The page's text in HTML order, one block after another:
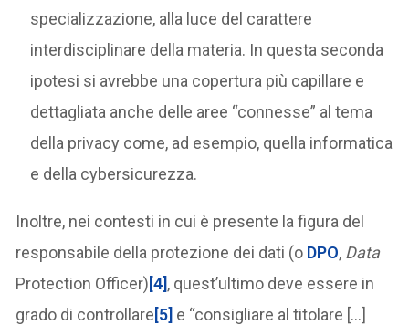
specializzazione, alla luce del carattere
interdisciplinare della materia. In questa seconda
ipotesi si avrebbe una copertura più capillare e
dettagliata anche delle aree “connesse” al tema
della privacy come, ad esempio, quella informatica
e della cybersicurezza.
Inoltre, nei contesti in cui è presente la figura del
responsabile della protezione dei dati (o DPO, Data
Protection Officer)[4], quest’ultimo deve essere in
grado di controllare[5] e “consigliare al titolare […]